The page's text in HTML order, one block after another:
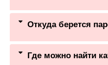
Откуда берется
Где можно найти